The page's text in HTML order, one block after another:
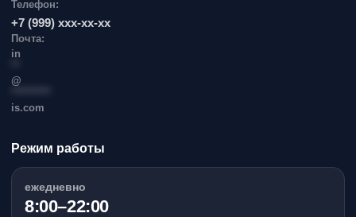
Телефон:
+7 (999) ххх-хх-хх
Почта:
in
@
is.com
Режим работы
ежедневно
8:00–22:00